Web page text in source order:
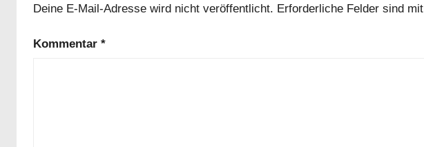
Deine E-Mail-Adresse wird nicht veröffentlicht. Erforderliche Felder sind mit
Kommentar *